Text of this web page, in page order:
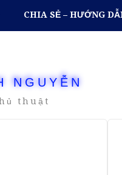
CHIA SẺ – HƯỚNG
NGUYỄN
thuật